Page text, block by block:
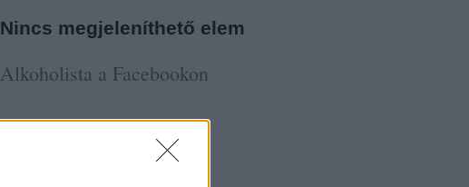
Nincs megjeleníthető elem
Alkoholista a Facebookon